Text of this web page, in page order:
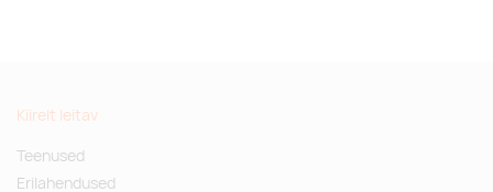
Kiirelt leitav
Teenused
Erilahendused